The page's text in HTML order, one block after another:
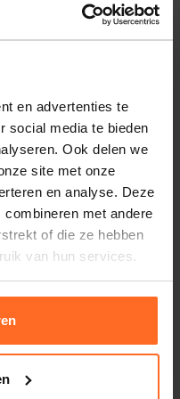
en advertenties te
social media te bieden
Ook delen we
site met onze
en analyse. Deze
met andere
of die ze hebben
van hun services.
Pure Path
Pantalon Smart Antraciet
-20%